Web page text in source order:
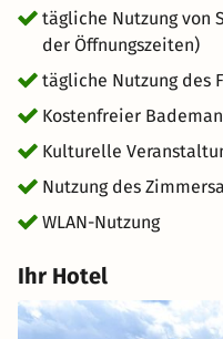
tägliche Nutzung von
der Öffnungszeiten)
tägliche Nutzung des
Kostenfreier
Kulturelle
Nutzung des
WLAN-Nutzung
Ihr Hotel